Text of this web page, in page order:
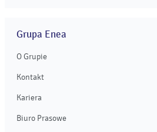
Grupa Enea
O Grupie
Kontakt
Kariera
Biuro Prasowe